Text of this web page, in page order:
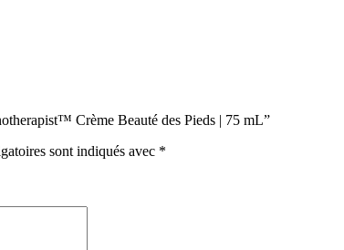
Crème Beauté des Pieds | 75 mL”
sont indiqués avec *